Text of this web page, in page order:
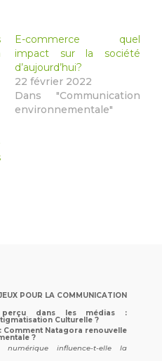
fenêtre)E-commerce quel
impact sur la société
d’aujourd’hui?
22 février 2022
Dans "Communication
environnementale"
POUR LA COMMUNICATION
dans les médias :
Culturelle ?
Natagora renouvelle
?
influence-t-elle la